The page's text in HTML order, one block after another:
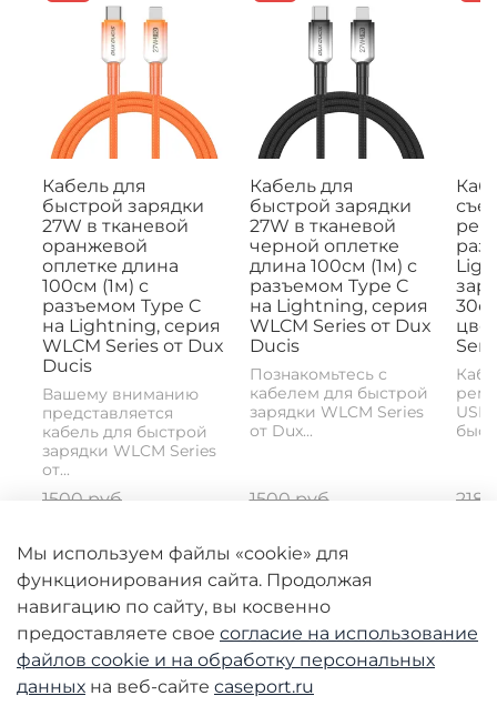
Кабель для
быстрой зарядки
27W в тканевой
оранжевой
оплетке длина
100см (1м) с
разъемом Type C
на Lightning, серия
WLCM Series от Dux
Ducis
Вашему вниманию
представляется
кабель для быстрой
зарядки WLCM Series
от...
1500 руб
Кабель для
быстрой зарядки
27W в тканевой
черной оплетке
длина 100см (1м) с
разъемом Type C
на Lightning, серия
WLCM Series от Dux
Ducis
Познакомьтесь с
кабелем для быстрой
зарядки WLCM Series
от Dux...
1500 руб
Мы используем файлы «cookie» для
функционирования сайта. Продолжая
навигацию по сайту, вы косвенно
предоставляете свое согласие на использование
файлов cookie и на обработку персональных
данных на веб-сайте caseport.ru